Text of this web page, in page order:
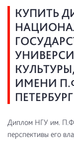
КУПИТЬ
ИМЕНИ
ПЕТЕРБУРГ
Диплом НГУ им.
перспективы его